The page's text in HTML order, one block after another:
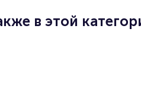
в этой